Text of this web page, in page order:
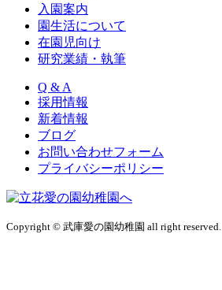
入園案内
園生活について
在園児向け
研究業績・執筆
Q & A
採用情報
新着情報
ブログ
お問い合わせフォーム
プライバシーポリシー
Copyright © 武庫愛の園幼稚園 all right reserved.